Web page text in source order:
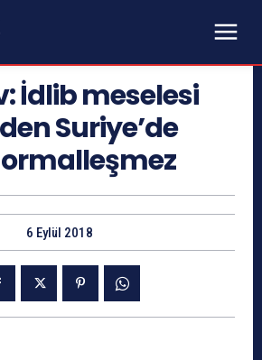
İdlib meselesi
Suriye’de
6 Eylül 2018